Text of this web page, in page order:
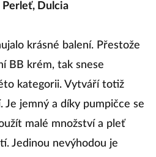
Dulcia
krásné balení. Přestože
BB krém, tak snese
kategorii. Vytváří totiž
Je jemný a díky pumpičce se
malé množství a pleť
Jedinou nevýhodou je